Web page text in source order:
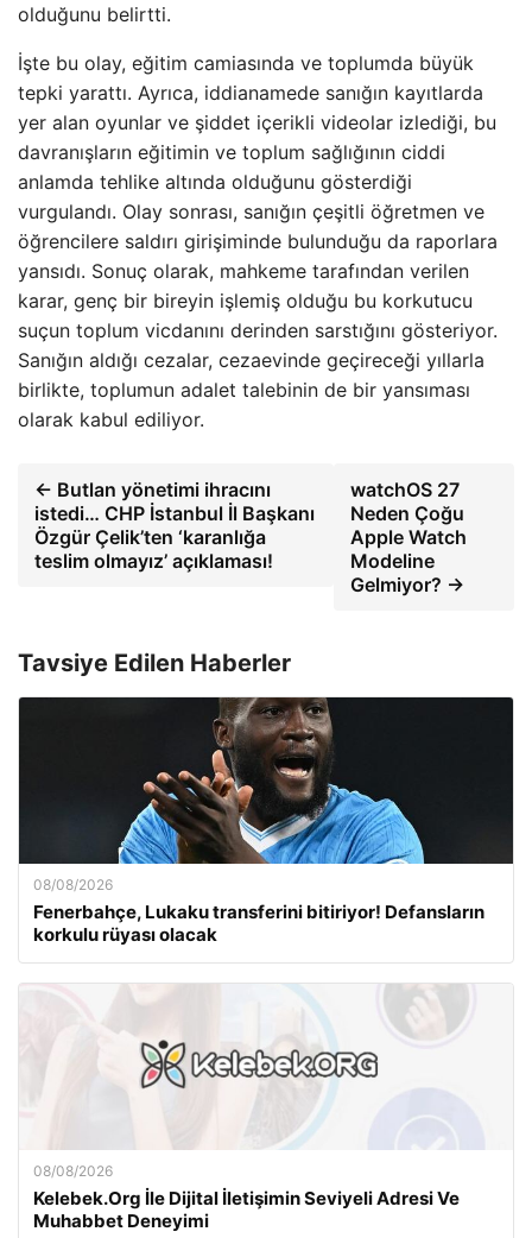
olduğunu belirtti.
İşte bu olay, eğitim camiasında ve toplumda büyük
tepki yarattı. Ayrıca, iddianamede sanığın kayıtlarda
yer alan oyunlar ve şiddet içerikli videolar izlediği, bu
davranışların eğitimin ve toplum sağlığının ciddi
anlamda tehlike altında olduğunu gösterdiği
vurgulandı. Olay sonrası, sanığın çeşitli öğretmen ve
öğrencilere saldırı girişiminde bulunduğu da raporlara
yansıdı. Sonuç olarak, mahkeme tarafından verilen
karar, genç bir bireyin işlemiş olduğu bu korkutucu
suçun toplum vicdanını derinden sarstığını gösteriyor.
Sanığın aldığı cezalar, cezaevinde geçireceği yıllarla
birlikte, toplumun adalet talebinin de bir yansıması
olarak kabul ediliyor.
← Butlan yönetimi ihracını
istedi… CHP İstanbul İl Başkanı
Özgür Çelik’ten ‘karanlığa
teslim olmayız’ açıklaması!
watchOS 27
Neden Çoğu
Apple Watch
Modeline
Gelmiyor? →
Tavsiye Edilen Haberler
08/08/2026
Fenerbahçe, Lukaku transferini bitiriyor! Defansların
korkulu rüyası olacak
08/08/2026
Kelebek.Org İle Dijital İletişimin Seviyeli Adresi Ve
Muhabbet Deneyimi